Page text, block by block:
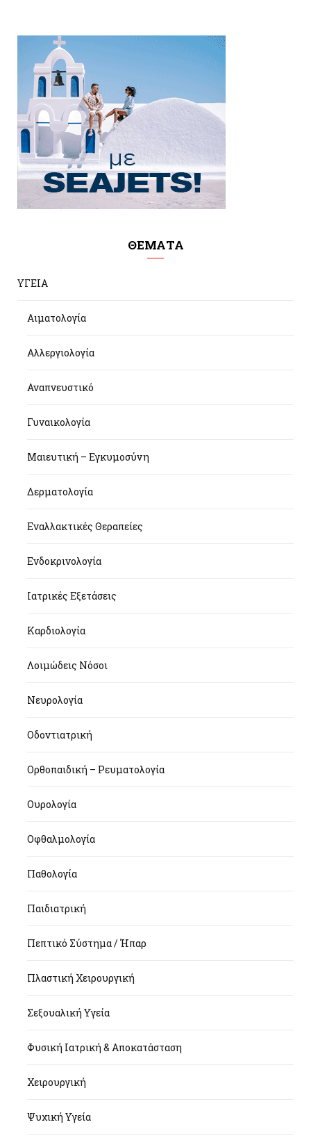
ΘΕΜΑΤΑ
ΥΓΕΙΑ
Αιματολογία
Αλλεργιολογία
Αναπνευστικό
Γυναικολογία
Μαιευτική – Εγκυμοσύνη
Δερματολογία
Εναλλακτικές Θεραπείες
Ενδοκρινολογία
Ιατρικές Εξετάσεις
Καρδιολογία
Λοιμώδεις Νόσοι
Νευρολογία
Οδοντιατρική
Ορθοπαιδική – Ρευματολογία
Ουρολογία
Οφθαλμολογία
Παθολογία
Παιδιατρική
Πεπτικό Σύστημα / Ήπαρ
Πλαστική Χειρουργική
Σεξουαλική Υγεία
Φυσική Ιατρική & Αποκατάσταση
Χειρουργική
Ψυχική Υγεία